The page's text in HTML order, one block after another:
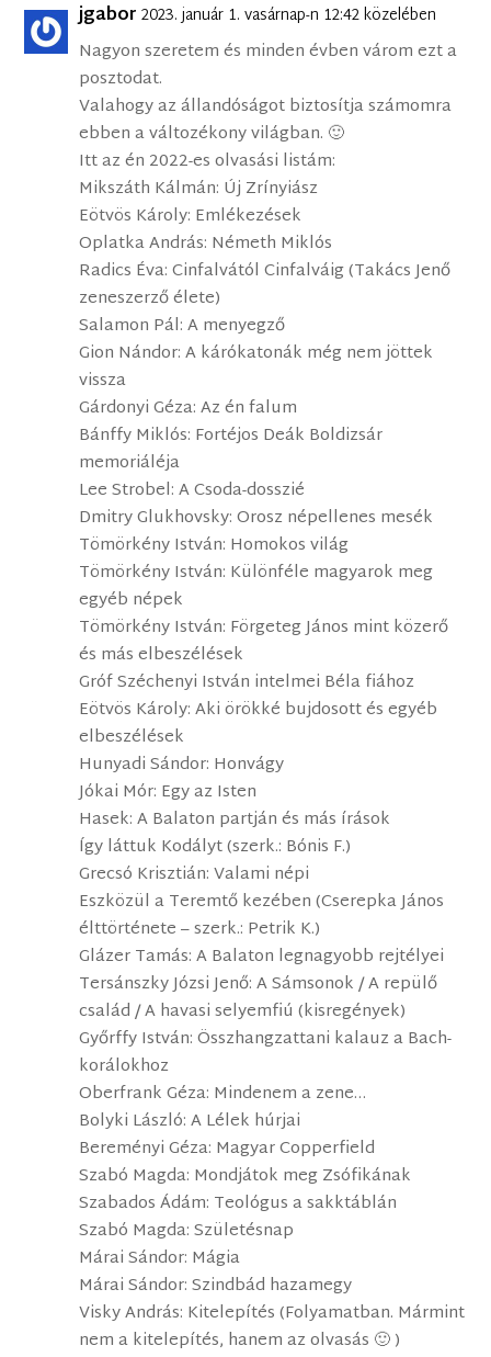
jgabor 2023. január 1. vasárnap-n 12:42 közelében
Nagyon szeretem és minden évben várom ezt a
posztodat.
Valahogy az állandóságot biztosítja számomra
ebben a változékony világban. 🙂
Itt az én 2022-es olvasási listám:
Mikszáth Kálmán: Új Zrínyiász
Eötvös Károly: Emlékezések
Oplatka András: Németh Miklós
Radics Éva: Cinfalvától Cinfalváig (Takács Jenő
zeneszerző élete)
Salamon Pál: A menyegző
Gion Nándor: A kárókatonák még nem jöttek
vissza
Gárdonyi Géza: Az én falum
Bánffy Miklós: Fortéjos Deák Boldizsár
memoriáléja
Lee Strobel: A Csoda-dosszié
Dmitry Glukhovsky: Orosz népellenes mesék
Tömörkény István: Homokos világ
Tömörkény István: Különféle magyarok meg
egyéb népek
Tömörkény István: Förgeteg János mint közerő
és más elbeszélések
Gróf Széchenyi István intelmei Béla fiához
Eötvös Károly: Aki örökké bujdosott és egyéb
elbeszélések
Hunyadi Sándor: Honvágy
Jókai Mór: Egy az Isten
Hasek: A Balaton partján és más írások
Így láttuk Kodályt (szerk.: Bónis F.)
Grecsó Krisztián: Valami népi
Eszközül a Teremtő kezében (Cserepka János
élttörténete – szerk.: Petrik K.)
Glázer Tamás: A Balaton legnagyobb rejtélyei
Tersánszky Józsi Jenő: A Sámsonok / A repülő
család / A havasi selyemfiú (kisregények)
Győrffy István: Összhangzattani kalauz a Bach-
korálokhoz
Oberfrank Géza: Mindenem a zene…
Bolyki László: A Lélek húrjai
Bereményi Géza: Magyar Copperfield
Szabó Magda: Mondjátok meg Zsófikának
Szabados Ádám: Teológus a sakktáblán
Szabó Magda: Születésnap
Márai Sándor: Mágia
Márai Sándor: Szindbád hazamegy
Visky András: Kitelepítés (Folyamatban. Mármint
nem a kitelepítés, hanem az olvasás 🙂 )